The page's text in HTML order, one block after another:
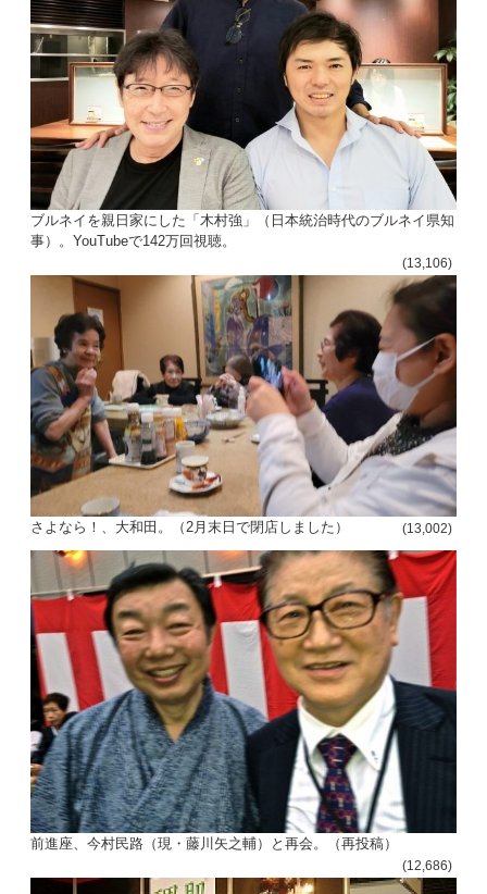
ブルネイを親日家にした「木村強」（日本統治時代のブルネイ県知
事）。YouTubeで142万回視聴。
(13,106)
さよなら！、大和田。（2月末日で閉店しました） (13,002)
前進座、今村民路（現・藤川矢之輔）と再会。（再投稿）
(12,686)